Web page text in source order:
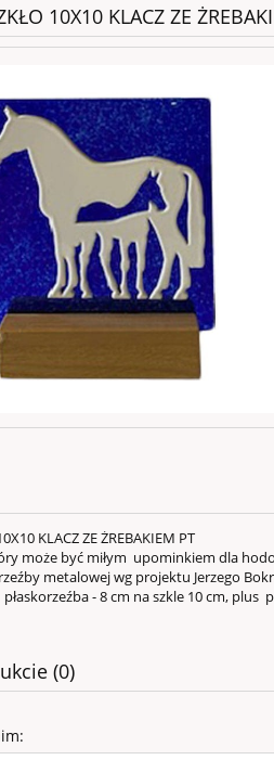
10X10 KLACZ ZE
KLACZ ZE ŻREBAKIEM PT
może być miłym upominkiem dla
metalowej wg projektu Jerzego
- 8 cm na szkle 10 cm, plus
(0)